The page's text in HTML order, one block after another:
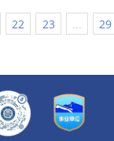
22 23 ...
29